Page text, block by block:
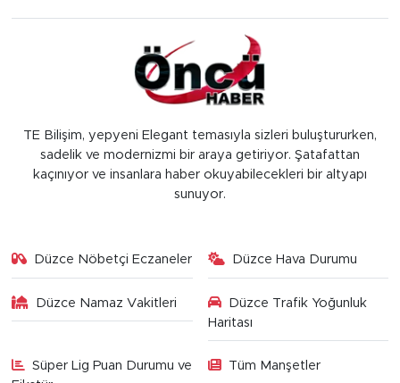
TE Bilişim, yepyeni Elegant temasıyla sizleri buluştururken,
sadelik ve modernizmi bir araya getiriyor. Şatafattan
kaçınıyor ve insanlara haber okuyabilecekleri bir altyapı
sunuyor.
Düzce Nöbetçi Eczaneler Düzce Hava Durumu
Düzce Namaz Vakitleri
Düzce Trafik Yoğunluk
Haritası
Süper Lig Puan Durumu ve
Tüm Manşetler